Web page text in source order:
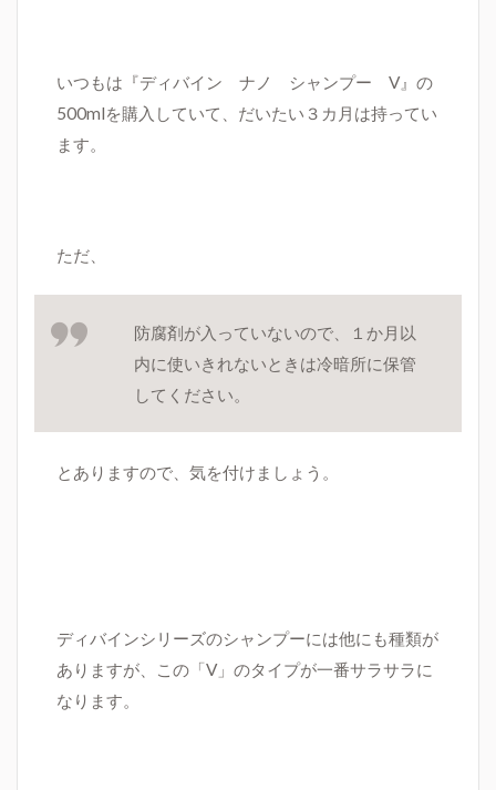
いつもは『ディバイン ナノ シャンプー V』の
500mlを購入していて、だいたい３カ月は持ってい
ます。
ただ、
防腐剤が入っていないので、１か月以
内に使いきれないときは冷暗所に保管
してください。
とありますので、気を付けましょう。
ディバインシリーズのシャンプーには他にも種類が
ありますが、この「V」のタイプが一番サラサラに
なります。